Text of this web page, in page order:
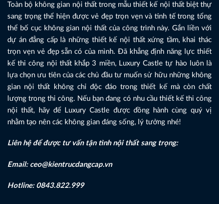
Toàn bộ không gian nội thất trong mẫu thiết kế nội thất biệt thự
sang trọng thể hiện được vẻ đẹp trọn vẹn và tinh tế trong tổng
thể bố cục không gian nội thất của công trình này. Gắn liền với
dự án đẳng cấp là những thiết kế nội thất xứng tầm, khai thác
trọn vẹn vẻ đẹp sẵn có của mình. Đã khẳng định năng lực thiết
kế thi công nội thất khắp 3 miền, Luxury Castle tự hào luôn là
lựa chọn ưu tiên của các chủ đầu tư muốn sử hữu những không
gian nội thất không chỉ độc đáo trong thiết kế mà còn chất
lượng trong thi công. Nếu bạn đang có nhu cầu thiết kế thi công
nội thất, hãy để Luxury Castle được đồng hành cùng quý vị
nhằm tạo nên các không gian đáng sống, lý tưởng nhé!
Liên hệ để được tư vấn tận tình nội thất sang trọng:
Email: ceo@kientrucdangcap.vn
Hotline: 0843.822.999